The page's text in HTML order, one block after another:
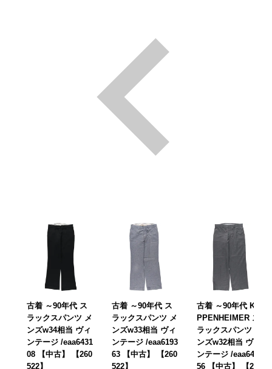
古着 ～90年代 ス
ラックスパンツ メ
ンズw34相当 ヴィ
ンテージ /eaa6431
08 【中古】 【260
522】
古着 ～90年代 ス
ラックスパンツ メ
ンズw33相当 ヴィ
ンテージ /eaa6193
63 【中古】 【260
522】
古着 ～90年代 KU
PPENHEIMER ス
ラックスパンツ メ
ンズw32相当 ヴィ
ンテージ /eaa6430
56 【中古】 【260